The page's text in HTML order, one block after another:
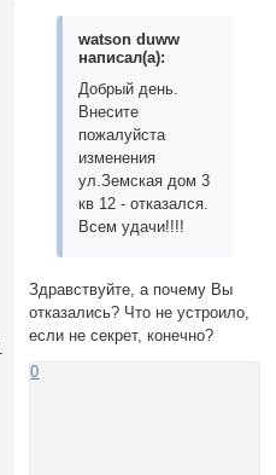
watson duww
написал(а):
Добрый день.
Внесите
пожалуйста
изменения
ул.Земская дом 3
кв 12 - отказался.
Всем удачи!!!!
Здравствуйте, а почему Вы
отказались? Что не устроило,
если не секрет, конечно?
0